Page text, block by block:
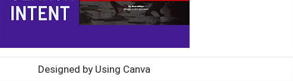
Designed by Using Canva